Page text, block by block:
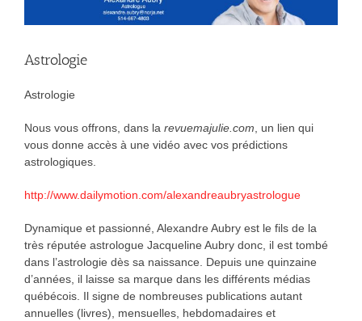
Astrologie
Astrologie
Nous vous offrons, dans la revuemajulie.com, un lien qui
vous donne accès à une vidéo avec vos prédictions
astrologiques.
http://www.dailymotion.com/alexandreaubryastrologue
Dynamique et passionné, Alexandre Aubry est le fils de la
très réputée astrologue Jacqueline Aubry donc, il est tombé
dans l’astrologie dès sa naissance. Depuis une quinzaine
d’années, il laisse sa marque dans les différents médias
québécois. Il signe de nombreuses publications autant
annuelles (livres), mensuelles, hebdomadaires et